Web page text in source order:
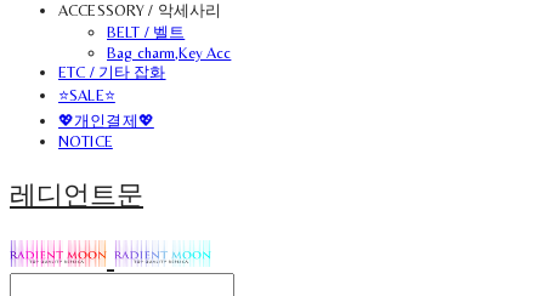
ACCESSORY / 악세사리
BELT / 벨트
Bag charm,Key Acc
ETC / 기타 잡화
⭐SALE⭐
💖개인결제💖
NOTICE
레디언트문